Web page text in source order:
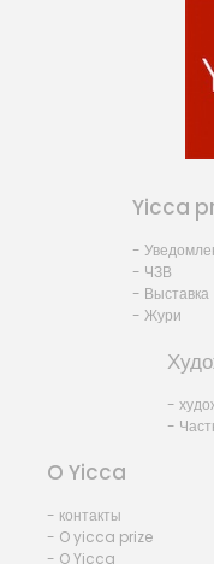
Yicca
-
- ЧЗВ
- Выставка
- Жури
-
-
O Yicca
- контакты
- O yicca prize
- O Yicca